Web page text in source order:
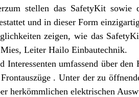
stellen das SafetyKit sowie
und in dieser Form
zeigen, wie das
Leiter Hailo Einbautechnik.
Interessenten umfassend über
. Unter der zu
herkömmlichen elektrischen